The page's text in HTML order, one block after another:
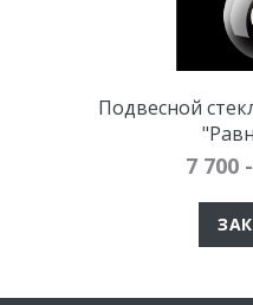
Подвесной
7 700